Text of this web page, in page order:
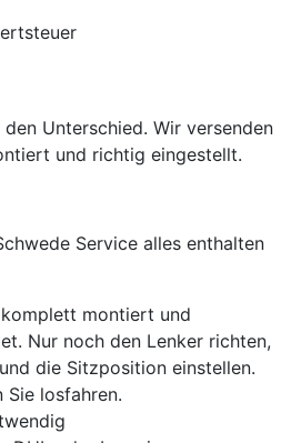
Unterschied. Wir versenden
und richtig eingestellt.
Service alles enthalten
montiert und
Nur noch den Lenker richten,
die Sitzposition einstellen.
Sie losfahren.